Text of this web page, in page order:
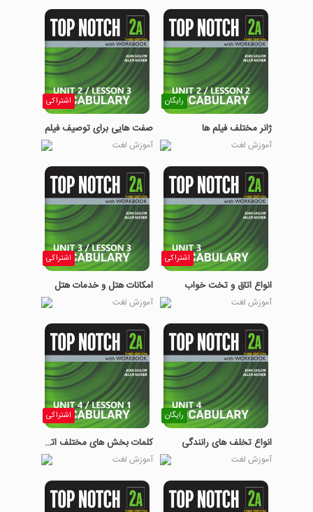
رایگان
ژانر مختلف فیلم ها
آموزش لغت
اشتراکی
صفت هایی برای توصیف فیلم
آموزش لغت
اشتراکی
انواع اتاق و تخت خواب
آموزش لغت
اشتراکی
امکانات هتل و خدمات هتل
آموزش لغت
رایگان
انواع تخلف های رانندگی
آموزش لغت
اشتراکی
کلمات بخش های مختلف اتومبیل
آموزش لغت